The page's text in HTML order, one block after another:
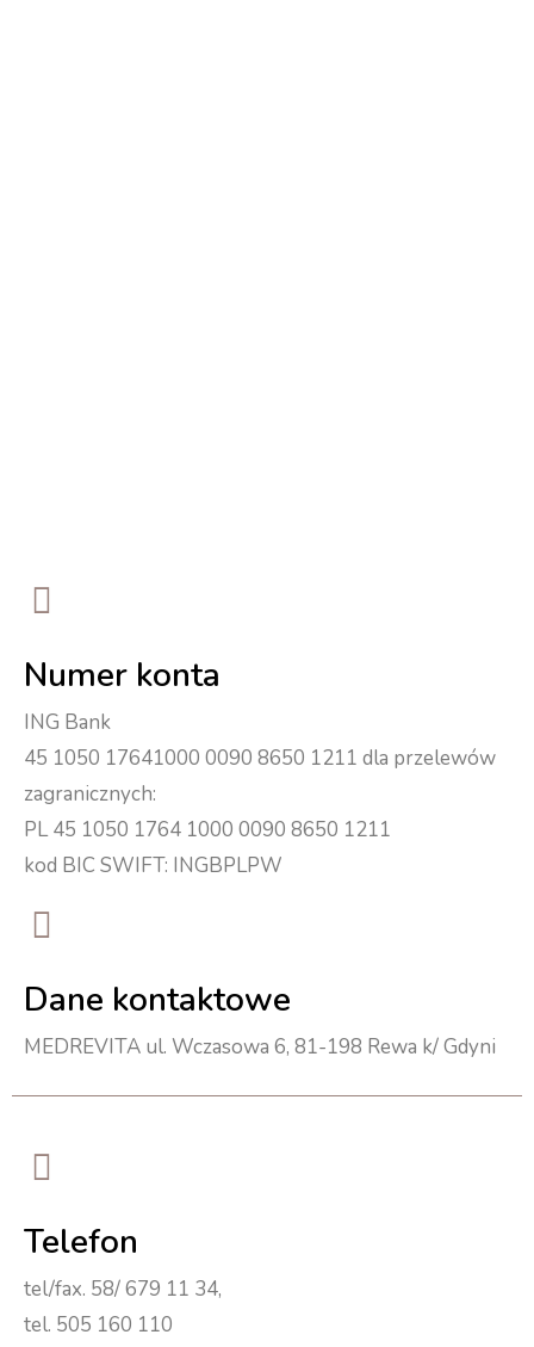
Numer konta
ING Bank
45 1050 17641000 0090 8650 1211 dla przelewów
zagranicznych:
PL 45 1050 1764 1000 0090 8650 1211
kod BIC SWIFT: INGBPLPW
Dane kontaktowe
MEDREVITA ul. Wczasowa 6, 81-198 Rewa k/ Gdyni
Telefon
tel/fax. 58/ 679 11 34,
tel. 505 160 110